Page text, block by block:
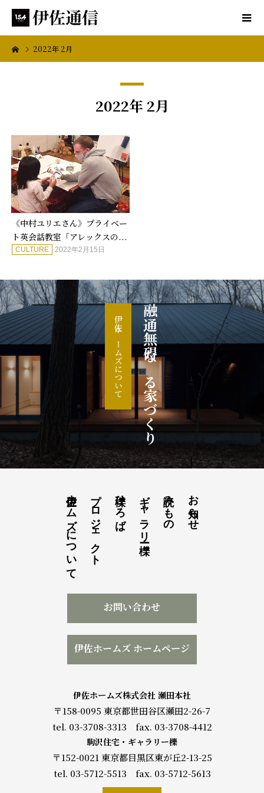
2022年 2月
2022年 2月
《中村ユリエさん》プライベー
ト英会話教室「アレックスの...
CULTURE 2022年2月15日
融通無碍なる家づくり
伊佐ホームズについて
お知らせ
読みもの
ギャラリー櫟
櫟ひろば
プロジェクト
伊佐ホームズについて
お問い合わせ
伊佐ホームズ ホームページ
伊佐ホームズ株式会社 瀬田本社
〒158-0095 東京都世田谷区瀬田2-26-7
tel. 03-3708-3313 fax. 03-3708-4412
駒沢住宅・ギャラリー櫟
〒152-0021 東京都目黒区東が丘2-13-25
tel. 03-5712-5513 fax. 03-5712-5613